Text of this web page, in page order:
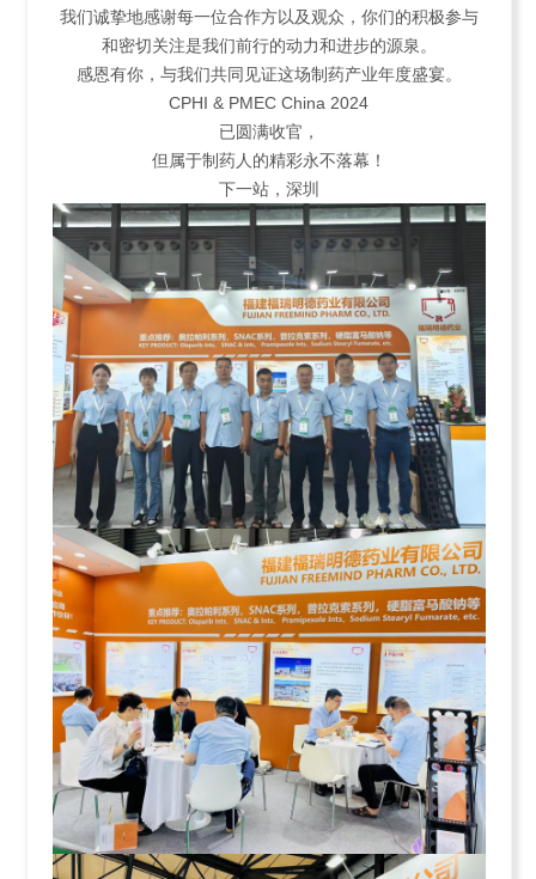
我们诚挚地感谢每一位合作方以及观众，你们的积极参与
和密切关注是我们前行的动力和进步的源泉。
感恩有你，与我们共同见证这场制药产业年度盛宴。
CPHI & PMEC China 2024
已圆满收官，
但属于制药人的精彩永不落幕！
下一站，深圳